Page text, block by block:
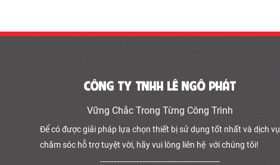
CÔNG TY TNHH LÊ NGÔ PHÁT
Vững Chắc Trong Từng Công Trình
Để có được giải pháp lựa chọn thiết bị sử dụng tốt nhất và dịch vụ
chăm sóc hỗ trợ tuyệt vời, hãy vui lòng liên hệ với chúng tôi!